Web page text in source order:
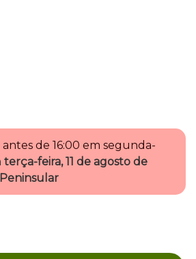
de 16:00 em segunda-
terça-feira, 11 de agosto de